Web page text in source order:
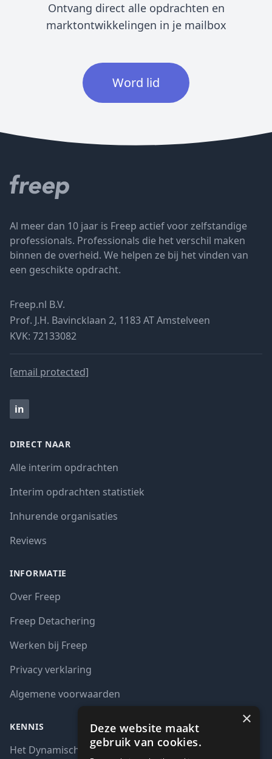
Ontvang direct alle opdrachten en
marktontwikkelingen in je mailbox
Word lid
Al meer dan 10 jaar is Freep actief voor zelfstandige
professionals. Professionals die het verschil maken
binnen de overheid. We helpen ze bij het vinden van
een geschikte opdracht.
Freep.nl B.V.
Prof. J.H. Bavincklaan 2, 1183 AT Amstelveen
KVK: 72133082
[email protected]
in
DIRECT NAAR
Alle interim opdrachten
Interim opdrachten statistiek
Inhurende organisaties
Reviews
INFORMATIE
Over Freep
Freep Detachering
Werken bij Freep
Privacy verklaring
Algemene voorwaarden
KENNIS
Het Dynamisch aankoopsysteem (DAS)
×
Deze website maakt
gebruik van cookies.